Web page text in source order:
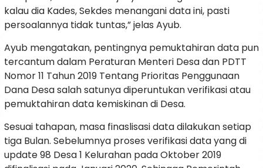
kalau dia Kades, Sekdes menangani data ini, pasti
persoalannya tidak tuntas,” jelas Ayub.
Ayub mengatakan, pentingnya pemuktahiran data pun
tercantum dalam Peraturan Menteri Desa dan PDTT
Nomor 11 Tahun 2019 Tentang Prioritas Penggunaan
Dana Desa salah satunya diperuntukan verifikasi atau
pemuktahiran data kemiskinan di Desa.
Sesuai tahapan, masa finaslisasi data dilakukan setiap
tiga Bulan. Sebelumnya proses verifikasi data yang di
update 98 Desa 1 Kelurahan pada Oktober 2019